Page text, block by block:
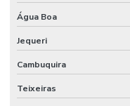
Água Boa
Jequeri
Cambuquira
Teixeiras